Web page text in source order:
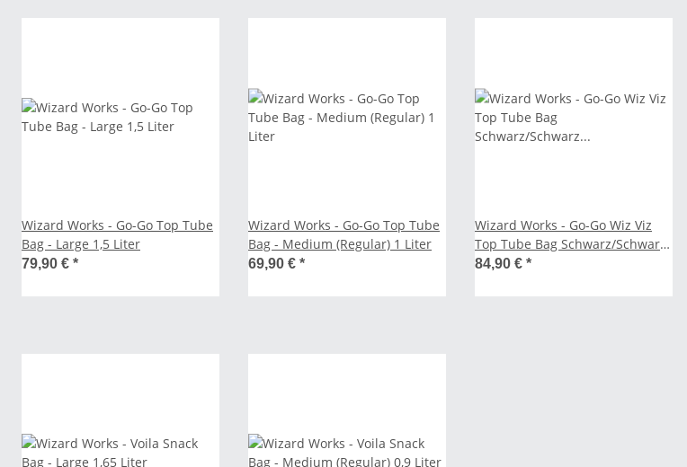
Wizard Works - Go-Go Top Tube
Bag - Large 1,5 Liter
79,90 € *
Wizard Works - Go-Go Top Tube
Bag - Medium (Regular) 1 Liter
69,90 € *
Wizard Works - Go-Go Wiz Viz
Top Tube Bag Schwarz/Schwarz
- Large 1,5 Liter
84,90 € *